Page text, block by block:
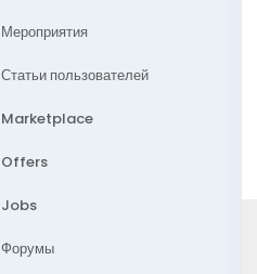
Мероприятия
Статьи пользователей
Marketplace
Offers
Jobs
Форумы